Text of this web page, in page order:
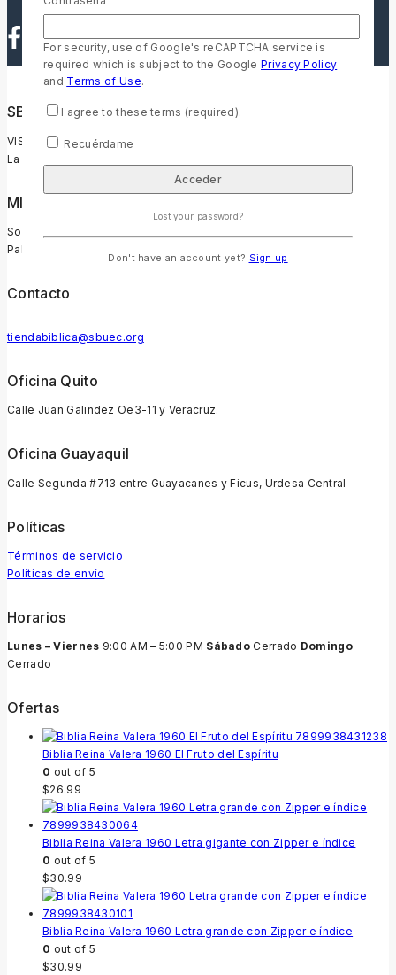
SBU Ecuador
VISIÓN
La Palabra de Dios transforma vidas y es para todos.
MISIÓN
Somos un ministerio comprometido con la promoción de la
Palabra transformadora de Dios en Ecuador.
Contacto
tiendabiblica@sbuec.org
Oficina Quito
Calle Juan Galindez Oe3-11 y Veracruz.
Oficina Guayaquil
Calle Segunda #713 entre Guayacanes y Ficus, Urdesa Central
Políticas
Términos de servicio
Políticas de envío
Horarios
Lunes – Viernes 9:00 AM – 5:00 PM Sábado Cerrado Domingo
Cerrado
Ofertas
Biblia Reina Valera 1960 El Fruto del Espíritu
0 out of 5
$26.99
Biblia Reina Valera 1960 Letra gigante con Zipper e índice
0 out of 5
$30.99
Biblia Reina Valera 1960 Letra grande con Zipper e índice
0 out of 5
$30.99
For security, use of Google's reCAPTCHA service is
required which is subject to the GooglePrivacy Policy
and Terms of Use.
I agree to these terms (required).
Recuérdame
Lost your password?
Don't have an account yet? Sign up